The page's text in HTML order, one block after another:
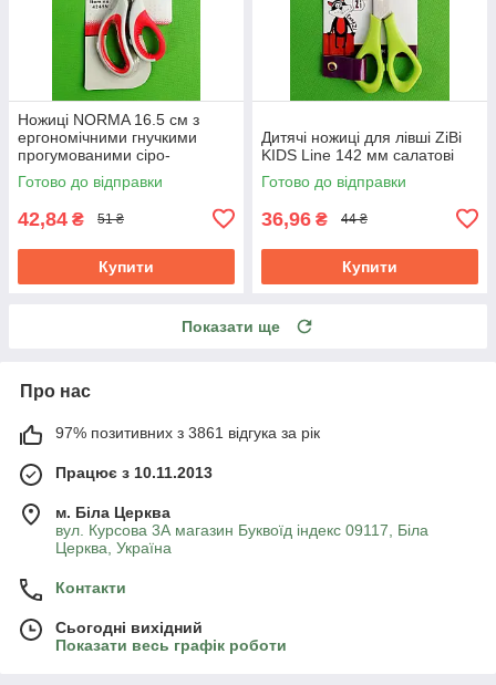
Ножиці NORMA 16.5 см з
ергономічними гнучкими
прогумованими сіро-
червоними ручками 1.8 мм
Готово до відправки
42,84 ₴ 51 ₴
Купити
Дитячі ножиці для лівші ZiBi
KIDS Line 142 мм салатові
Готово до відправки
36,96 ₴ 44 ₴
Купити
Показати ще
Про нас
97% позитивних з 3861 відгука за рік
Працює з 10.11.2013
м. Біла Церква
вул. Курсова 3А магазин Буквоїд індекс 09117, Біла
Церква, Україна
Контакти
Сьогодні вихідний
Показати весь графік роботи